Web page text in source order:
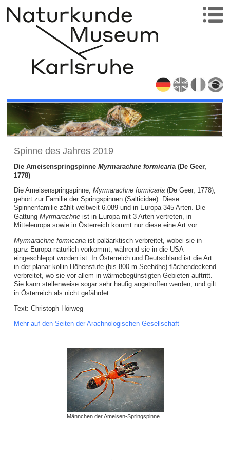
Spinne des Jahres 2019
Die Ameisenspringspinne Myrmarachne formicaria (De Geer,
1778)
Die Ameisenspringspinne, Myrmarachne formicaria(De Geer, 1778),
gehört zur Familie der Springspinnen (Salticidae). Diese
Spinnenfamilie zählt weltweit 6.089 und in Europa 345 Arten. Die
Gattung Myrmarachne ist in Europa mit 3 Arten vertreten, in
Mitteleuropa sowie in Österreich kommt nur diese eine Art vor.
Myrmarachne formicariaist paläarktisch verbreitet, wobei sie in
ganz Europa natürlich vorkommt, während sie in die USA
eingeschleppt worden ist. In Österreich und Deutschland ist die Art
in der planar-kollin Höhenstufe (bis 800 m Seehöhe) flächendeckend
verbreitet, wo sie vor allem in wärmebegünstigten Gebieten auftritt.
Sie kann stellenweise sogar sehr häufig angetroffen werden, und gilt
in Österreich als nicht gefährdet.
Text: Christoph Hörweg
Mehr auf den Seiten der Arachnologischen Gesellschaft
Männchen der Ameisen-Springspinne